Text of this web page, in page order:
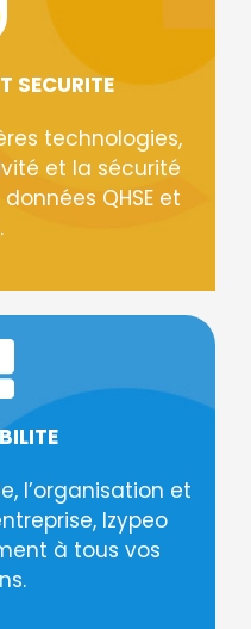
SECURITE
technologies,
et la sécurité
QHSE et
l’organisation et
Izypeo
à tous vos